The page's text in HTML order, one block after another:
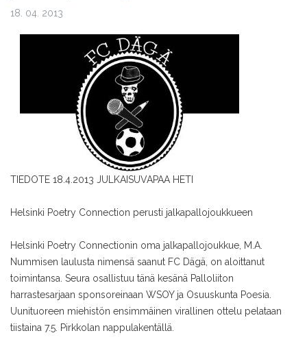
18. 04. 2013
TIEDOTE 18.4.2013 JULKAISUVAPAA HETI
Helsinki Poetry Connection perusti jalkapallojoukkueen
Helsinki Poetry Connectionin oma jalkapallojoukkue, M.A.
Nummisen laulusta nimensä saanut FC Dägä, on aloittanut
toimintansa. Seura osallistuu tänä kesänä Palloliiton
harrastesarjaan sponsoreinaan WSOY ja Osuuskunta Poesia.
Uunituoreen miehistön ensimmäinen virallinen ottelu pelataan
tiistaina 7.5. Pirkkolan nappulakentällä.